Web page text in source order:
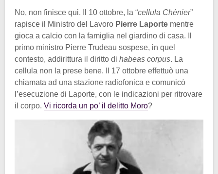
No, non finisce qui. Il 10 ottobre, la “cellula Chénier”
rapisce il Ministro del Lavoro Pierre Laporte mentre
gioca a calcio con la famiglia nel giardino di casa. Il
primo ministro Pierre Trudeau sospese, in quel
contesto, addirittura il diritto di habeas corpus. La
cellula non la prese bene. Il 17 ottobre effettuò una
chiamata ad una stazione radiofonica e comunicò
l’esecuzione di Laporte, con le indicazioni per ritrovare
il corpo. Vi ricorda un po’ il delitto Moro?